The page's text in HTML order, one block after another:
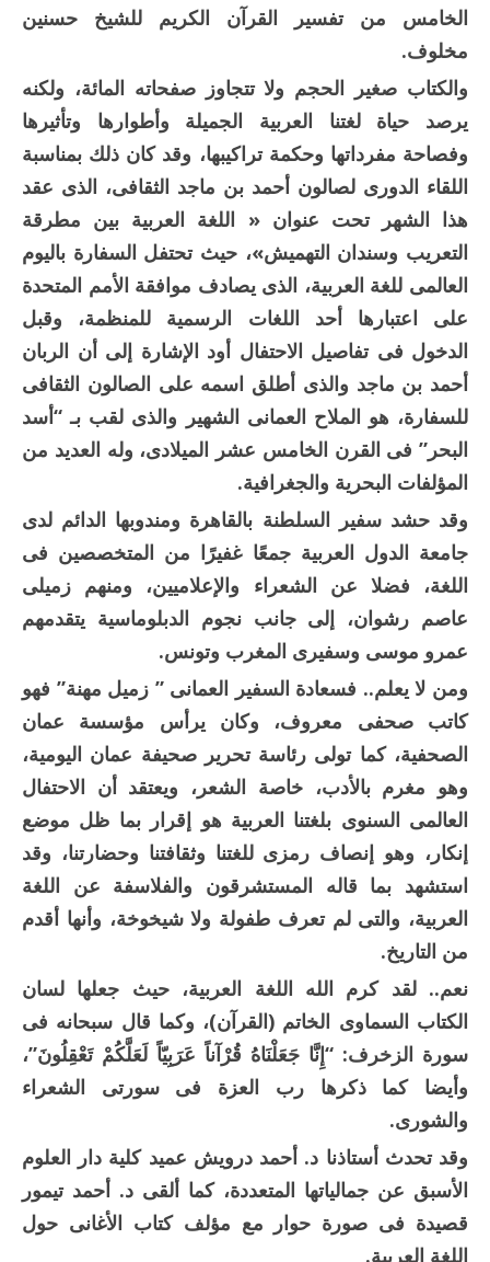
الخامس من تفسير القرآن الكريم للشيخ حسنين
مخلوف.
والكتاب صغير الحجم ولا تتجاوز صفحاته المائة، ولكنه
يرصد حياة لغتنا العربية الجميلة وأطوارها وتأثيرها
وفصاحة مفرداتها وحكمة تراكيبها، وقد كان ذلك بمناسبة
اللقاء الدورى لصالون أحمد بن ماجد الثقافى، الذى عقد
هذا الشهر تحت عنوان « اللغة العربية بين مطرقة
التعريب وسندان التهميش»، حيث تحتفل السفارة باليوم
العالمى للغة العربية، الذى يصادف موافقة الأمم المتحدة
على اعتبارها أحد اللغات الرسمية للمنظمة، وقبل
الدخول فى تفاصيل الاحتفال أود الإشارة إلى أن الربان
أحمد بن ماجد والذى أطلق اسمه على الصالون الثقافى
للسفارة، هو الملاح العمانى الشهير والذى لقب بـ “أسد
البحر” فى القرن الخامس عشر الميلادى، وله العديد من
المؤلفات البحرية والجغرافية.
وقد حشد سفير السلطنة بالقاهرة ومندوبها الدائم لدى
جامعة الدول العربية جمعًا غفيرًا من المتخصصين فى
اللغة، فضلا عن الشعراء والإعلاميين، ومنهم زميلى
عاصم رشوان، إلى جانب نجوم الدبلوماسية يتقدمهم
عمرو موسى وسفيرى المغرب وتونس.
ومن لا يعلم.. فسعادة السفير العمانى ” زميل مهنة” فهو
كاتب صحفى معروف، وكان يرأس مؤسسة عمان
الصحفية، كما تولى رئاسة تحرير صحيفة عمان اليومية،
وهو مغرم بالأدب، خاصة الشعر، ويعتقد أن الاحتفال
العالمى السنوى بلغتنا العربية هو إقرار بما ظل موضع
إنكار، وهو إنصاف رمزى للغتنا وثقافتنا وحضارتنا، وقد
استشهد بما قاله المستشرقون والفلاسفة عن اللغة
العربية، والتى لم تعرف طفولة ولا شيخوخة، وأنها أقدم
من التاريخ.
نعم.. لقد كرم الله اللغة العربية، حيث جعلها لسان
الكتاب السماوى الخاتم (القرآن)، وكما قال سبحانه فى
سورة الزخرف: “إِنَّا جَعَلْنَاهُ قُرْآناً عَرَبِيّاً لَعَلَّكُمْ تَعْقِلُونَ”،
وأيضا كما ذكرها رب العزة فى سورتى الشعراء
والشورى.
وقد تحدث أستاذنا د. أحمد درويش عميد كلية دار العلوم
الأسبق عن جمالياتها المتعددة، كما ألقى د. أحمد تيمور
قصيدة فى صورة حوار مع مؤلف كتاب الأغانى حول
اللغة العربية.